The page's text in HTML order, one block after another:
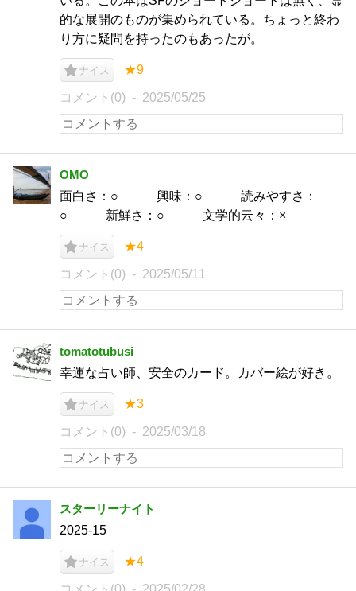
的な展開のものが集められている。ちょっと終わ
り方に疑問を持ったのもあったが。
ナイス ★9
コメント(0) 2025/05/25
OMO
面白さ：○ 興味：○ 読みやすさ：
○ 新鮮さ：○ 文学的云々：×
ナイス ★4
コメント(0) 2025/05/11
tomatotubusi
幸運な占い師、安全のカード。カバー絵が好き。
ナイス ★3
コメント(0) 2025/03/18
スターリーナイト
2025-15
ナイス ★4